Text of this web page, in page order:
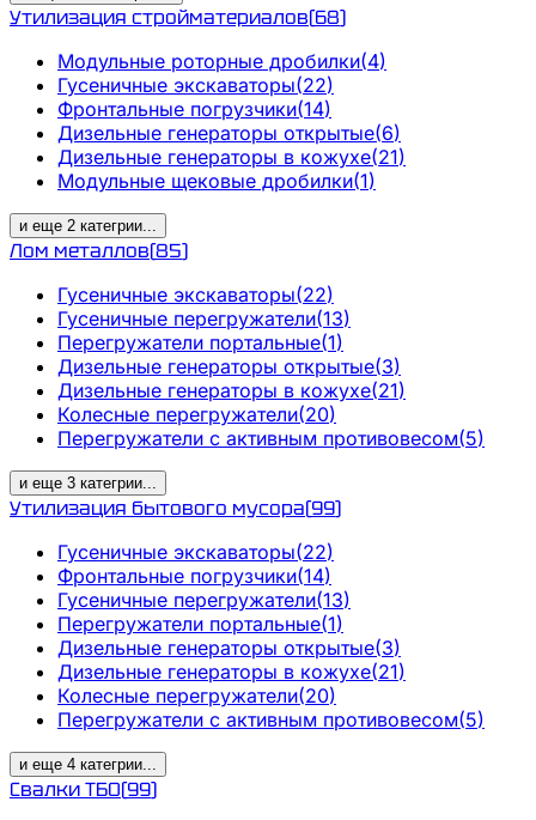
Утилизация стройматериалов(68)
Модульные роторные дробилки(4)
Гусеничные экскаваторы(22)
Фронтальные погрузчики(14)
Дизельные генераторы открытые(6)
Дизельные генераторы в кожухе(21)
Модульные щековые дробилки(1)
и еще 2 категрии...
Лом металлов(85)
Гусеничные экскаваторы(22)
Гусеничные перегружатели(13)
Перегружатели портальные(1)
Дизельные генераторы открытые(3)
Дизельные генераторы в кожухе(21)
Колесные перегружатели(20)
Перегружатели с активным противовесом(5)
и еще 3 категрии...
Утилизация бытового мусора(99)
Гусеничные экскаваторы(22)
Фронтальные погрузчики(14)
Гусеничные перегружатели(13)
Перегружатели портальные(1)
Дизельные генераторы открытые(3)
Дизельные генераторы в кожухе(21)
Колесные перегружатели(20)
Перегружатели с активным противовесом(5)
и еще 4 категрии...
Свалки ТБО(99)